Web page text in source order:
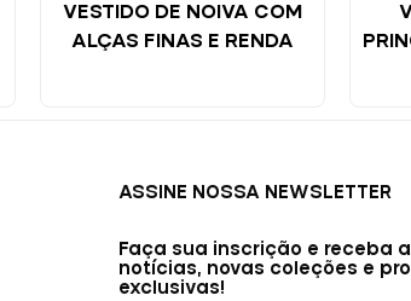
VESTIDO DE NOIVA COM
ALÇAS FINAS E RENDA
ASSINE NOSSA NEWSLETTER
Faça sua inscrição e receba
notícias, novas coleções e
exclusivas!